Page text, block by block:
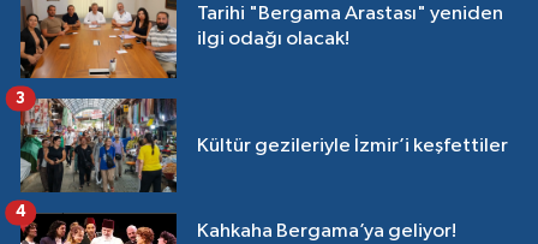
Tarihi "Bergama Arastası" yeniden
ilgi odağı olacak!
Kültür gezileriyle İzmir’i keşfettiler
3
Kahkaha Bergama’ya geliyor!
4